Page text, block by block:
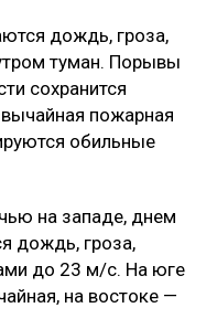
дождь, гроза,
туман. Порывы
сохранится
пожарная
обильные
на западе, днем
дождь, гроза,
до 23 м/с. На юге
на востоке —